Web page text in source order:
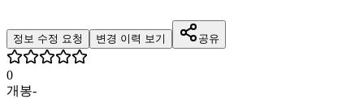
정보 수정 요청 변경 이력 보기 공유
0
개봉-